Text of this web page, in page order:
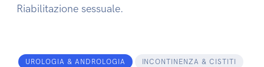
Riabilitazione sessuale.
UROLOGIA & ANDROLOGIA INCONTINENZA & CISTITI